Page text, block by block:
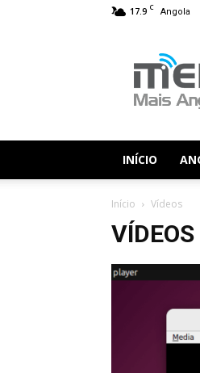
17.9 C Angola
INÍCIO
Início Vídeos
VÍDEOS